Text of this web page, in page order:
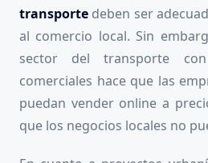
transporte deben ser
al comercio local. Sin
sector del transporte
comerciales hace que las
puedan vender online a
que los negocios locales no